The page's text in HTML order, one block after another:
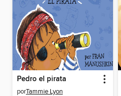
Pedro el pirata
porTammie Lyon